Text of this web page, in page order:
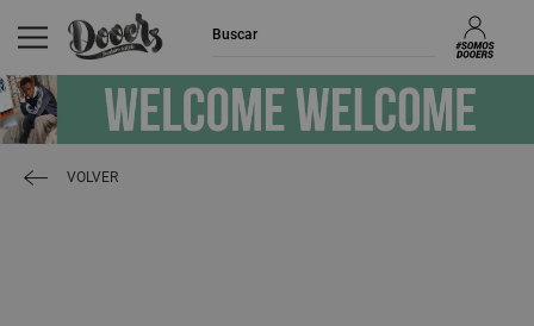
VOLVER